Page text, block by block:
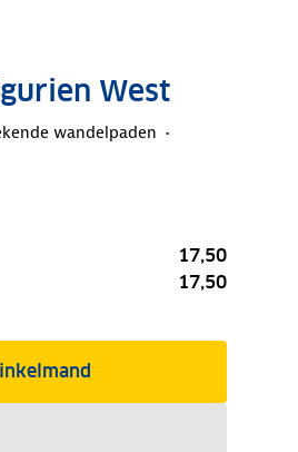
West
wandelpaden
17,50
17,50